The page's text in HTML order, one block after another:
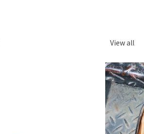
View all